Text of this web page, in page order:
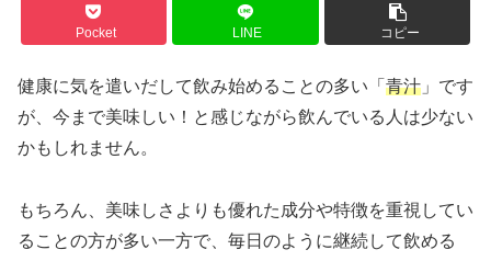
Pocket LINE コピー
健康に気を遣いだして飲み始めることの多い「 青汁 」です
が、今まで美味しい！と感じながら飲んでいる人は少ない
かもしれません。
もちろん、美味しさよりも優れた成分や特徴を重視してい
ることの方が多い一方で、毎日のように継続して飲める